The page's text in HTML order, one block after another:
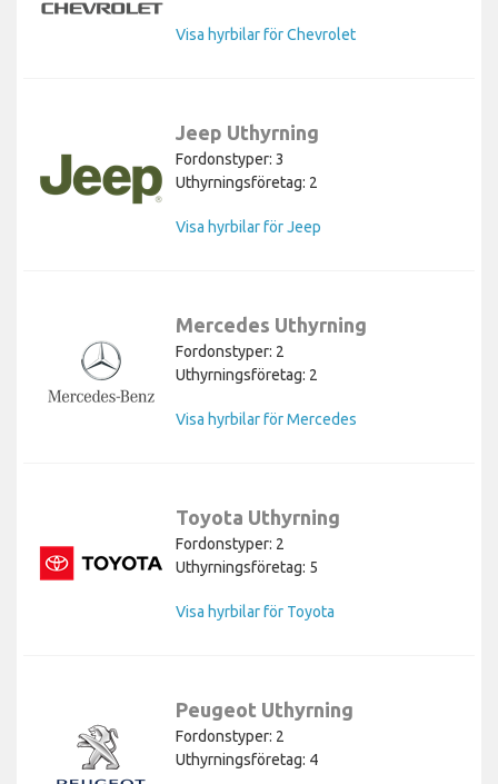
Visa hyrbilar för Chevrolet
Jeep Uthyrning
Fordonstyper: 3
Uthyrningsföretag: 2
Visa hyrbilar för Jeep
Mercedes Uthyrning
Fordonstyper: 2
Uthyrningsföretag: 2
Visa hyrbilar för Mercedes
Toyota Uthyrning
Fordonstyper: 2
Uthyrningsföretag: 5
Visa hyrbilar för Toyota
Peugeot Uthyrning
Fordonstyper: 2
Uthyrningsföretag: 4